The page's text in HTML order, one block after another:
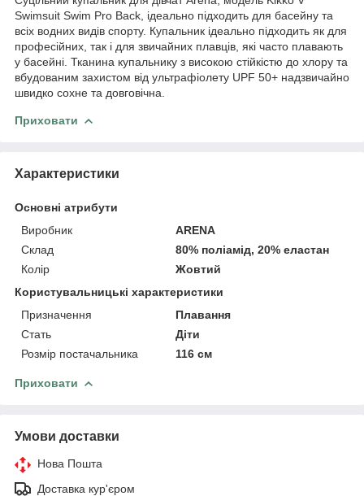
Swimsuit Swim Pro Back, ідеально підходить для басейну та
всіх водних видів спорту. Купальник ідеально підходить як для
професійних, так і для звичайних плавців, які часто плавають
у басейні. Тканина купальнику з високою стійкістю до хлору та
вбудованим захистом від ультрафіолету UPF 50+ надзвичайно
швидко сохне та довговічна.
Приховати
Характеристики
Основні атрибути
Виробник
ARENA
Склад
80% поліамід, 20% еластан
Колір
Жовтий
Користувальницькі характеристики
Призначення
Плавання
Стать
Діти
Розмір постачальника
116 см
Приховати
Умови доставки
Нова Пошта
Доставка кур'єром